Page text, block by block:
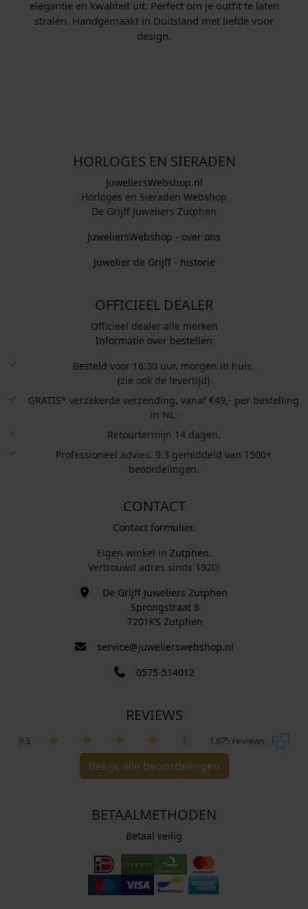
elegantie en kwaliteit uit. Perfect om je outfit te laten
stralen. Handgemaakt in Duitsland met liefde voor
design.
HORLOGES EN SIERADEN
JuweliersWebshop.nl
Horloges en Sieraden Webshop
De Grijff Juweliers Zutphen
JuweliersWebshop - over ons
Juwelier de Grijff - historie
OFFICIEEL DEALER
Officieel dealer alle merken
Informatie over bestellen
Besteld voor 16:30 uur, morgen in huis.
(zie ook de levertijd)
GRATIS* verzekerde verzending, vanaf €49,- per bestelling
in NL.
Retourtermijn 14 dagen.
Professioneel advies. 9.3 gemiddeld van 1500+
beoordelingen.
CONTACT
Contact formulier.
Eigen winkel in Zutphen.
Vertrouwd adres sinds 1920!
De Grijff Juweliers Zutphen
Sprongstraat 8
7201KS Zutphen
service@juwelierswebshop.nl
0575-514012
REVIEWS
9.3 1.875 reviews
Bekijk alle beoordelingen
BETAALMETHODEN
Betaal veilig